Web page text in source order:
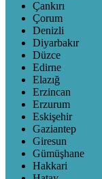
Çankırı
Çorum
Denizli
Diyarbakır
Düzce
Edirne
Elazığ
Erzincan
Erzurum
Eskişehir
Gaziantep
Giresun
Gümüşhane
Hakkari